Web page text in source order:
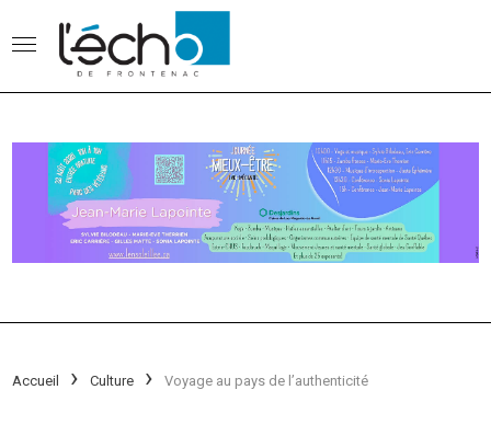
Accueil Culture Voyage au pays de l’authenticité